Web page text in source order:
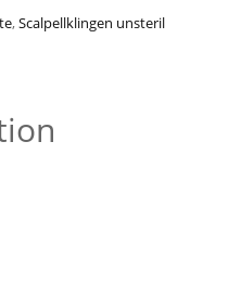
,Scalpellklingen unsteril